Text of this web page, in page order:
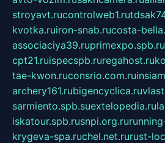
stroyavt.rucontrolweb1.ru
kvotka.ruiron-snab.rucosta-
associaciya39.ruprimexpo.spb.ru
cpt21.ruispecspb.ruregahost.ru
tae-kwon.ruconsrio.com.ru
archery161.rubigencyclica.ru
sarmiento.spb.suextelopedia.ru
iskatour.spb.rusnpi.org.ru
krygeva-spa.ruchel.net.rurust-